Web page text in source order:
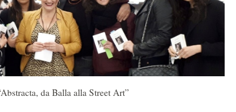
da Balla alla Street Art”